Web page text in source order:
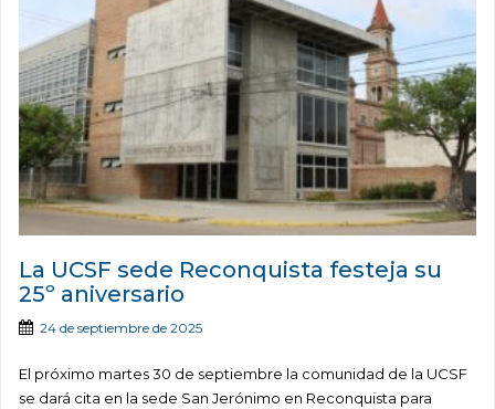
La UCSF sede Reconquista festeja su
25º aniversario
24 de septiembre de 2025
El próximo martes 30 de septiembre la comunidad de la UCSF
se dará cita en la sede San Jerónimo en Reconquista para